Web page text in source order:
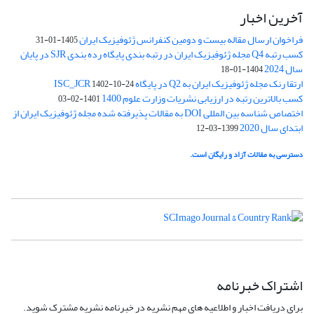
آخرین اخبار
فراخوان ارسال مقاله بیست و دومین کنفرانس ژئوفیزیک ایران1405-01-31
کسب رتبه Q4 مجله ژئوفیزیک ایران در رتبه بندی پایگاه رده بندی SJR در پایان
سال 2024 1404-01-18
ارتقا رنک مجله ژئوفیزیک ایران به Q2 در پایگاه ISC_JCR 1402-10-24
کسب بالاترین رتبه در ارزیابی نشریات وزارت علوم 1400 1401-02-03
اختصاص شناسه بین المللی DOI به مقالات پذیرفته شده مجله ژئوفیزیک ایران از
ابتدای سال 2020 1399-03-12
دسترسی به مقالات آزاد و رایگان است.
اشتراک خبرنامه
برای دریافت اخبار و اطلاعیه های مهم نشریه در خبرنامه نشریه مشترک شوید.